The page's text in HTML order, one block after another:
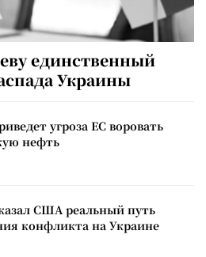
единственный
Украины
угроза ЕС воровать
нефть
США реальный путь
конфликта на Украине